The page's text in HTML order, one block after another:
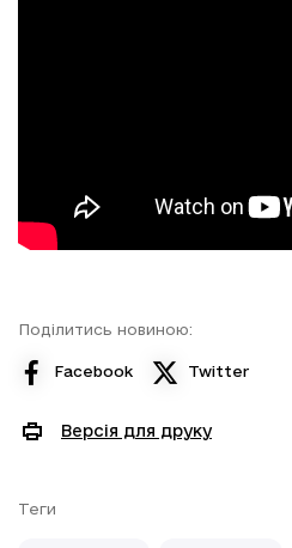
Поділитись новиною:
Facebook Twitter
Версія для друку
Теги